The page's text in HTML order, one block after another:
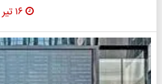
۱۶ تیر ۱۴۰۵